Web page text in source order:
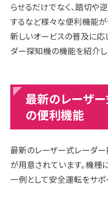
らせるだけでなく、踏切や
するなど様々な便利機能が
新しいオービスの普及に
ダー探知機の機能を紹介し
最新のレーザ
の便利機能
最新のレーザー式レーダ
が用意されています。機種
一例として安全運転をサポ